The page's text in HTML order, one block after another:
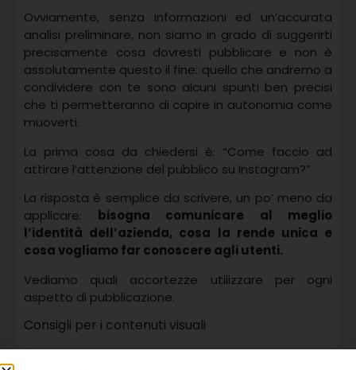
Ovviamente, senza informazioni ed un’accurata
analisi preliminare, non siamo in grado di suggerirti
precisamente cosa dovresti pubblicare e non è
assolutamente questo il fine: quello che andremo a
condividere con te sono alcuni spunti ben precisi
che ti permetteranno di capire in autonomia come
muoverti.
La prima cosa da chiedersi è: “Come faccio ad
attirare l’attenzione del pubblico su Instagram?”
La risposta è semplice da scrivere, un po’ meno da
applicare: bisogna comunicare al meglio
l’identità dell’azienda, cosa la rende unica e
cosa vogliamo far conoscere agli utenti.
Vediamo quali accortezze utilizzare per ogni
aspetto di pubblicazione.
Consigli per i contenuti visuali
Niente foto o immagini fatte male. Nel caso delle